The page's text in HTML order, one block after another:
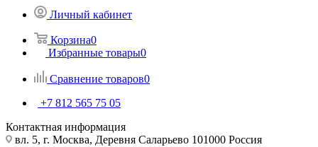
Личный кабинет
Корзина0
Избранные товары0
Сравнение товаров0
+7 812 565 75 05
Контактная информация
вл. 5, г. Москва, Деревня Саларьево 101000 Россия